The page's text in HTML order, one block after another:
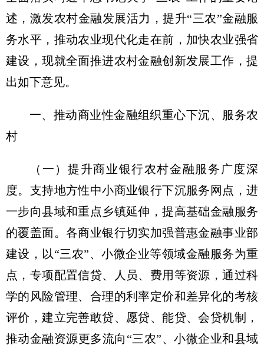
述，激发农村金融发展活力，提升“三农”金融服
务水平，推动农业现代化走在前，加快农业强省
建设，现就全面推进农村金融创新发展工作，提
出如下意见。
一、推动商业性金融组织重心下沉、服务农
村
（一）提升商业银行农村金融服务广度深
度。 支持地方性中小商业银行下沉服务网点，进
一步向县域和重点乡镇延伸，提高基础金融服务
的覆盖面。各商业银行切实加强普惠金融事业部
建设，以“三农”、小微企业等领域金融服务为重
点，专项配置信贷、人员、费用等资源，通过科
学的风险管理、合理的利率定价和差异化的考核
评价，建立完善敢贷、愿贷、能贷、会贷机制，
推动金融资源更多流向“三农”、小微企业和县域